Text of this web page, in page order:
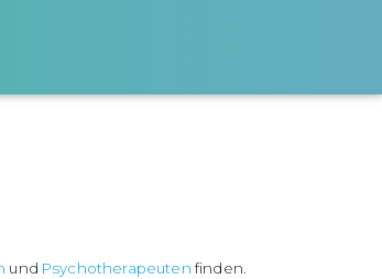
und Psychotherapeuten finden.